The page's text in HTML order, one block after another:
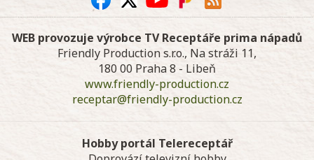
WEB provozuje výrobce TV Receptáře prima nápadů
Friendly Production s.r.o., Na stráži 11,
180 00 Praha 8 - Libeň
www.friendly-production.cz
receptar@friendly-production.cz
Hobby portál Telereceptář